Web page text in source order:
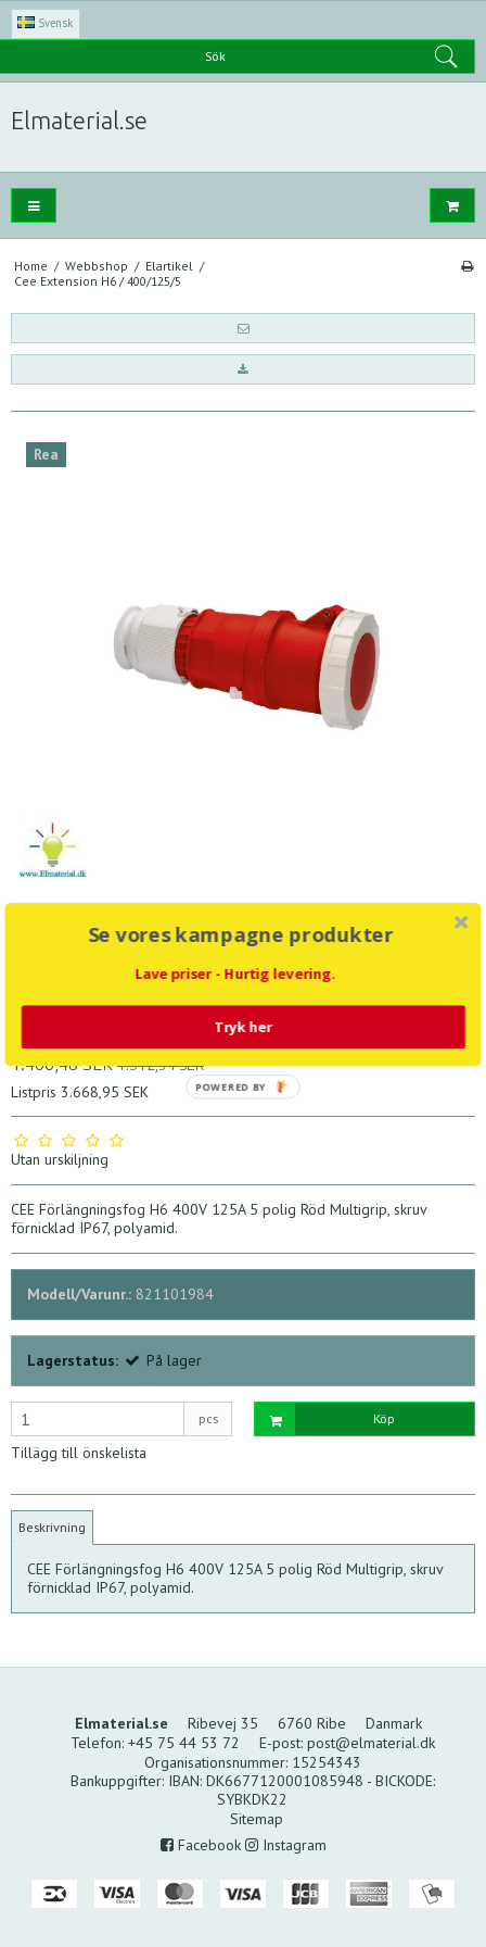
Svensk
Sök
Elmaterial.se
Home / Webbshop / Elartikel /
Cee Extension H6 / 400/125/5
Rea
Cee Extension H6 / 400/125/5
1.406,48 SEK 1.512,34 SEK
Listpris 3.668,95 SEK
Utan urskiljning
CEE Förlängningsfog H6 400V 125A 5 polig Röd Multigrip, skruv
förnicklad IP67, polyamid.
Modell/Varunr.: 821101984
Lagerstatus: På lager
pcs Köp
Tillägg till önskelista
Beskrivning
CEE Förlängningsfog H6 400V 125A 5 polig Röd Multigrip, skruv
förnicklad IP67, polyamid.
Elmaterial.se Ribevej 35 6760 Ribe
Danmark
Telefon: +45 75 44 53 72 E-post: post@elmaterial.dk
Organisationsnummer:15254343
Bankuppgifter:IBAN: DK6677120001085948 - BICKODE:
SYBKDK22
Sitemap
Facebook
Instagram
Se vores kampagne produkter
Lave priser - Hurtig levering.
Tryk her
POWERED BY